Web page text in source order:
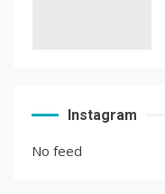
Instagram
No feed